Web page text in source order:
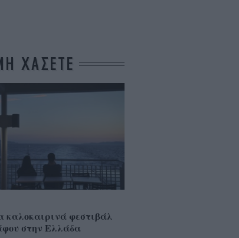
ΧΑΣΕΤΕ
καλοκαιρινά φεστιβάλ
στην Ελλάδα